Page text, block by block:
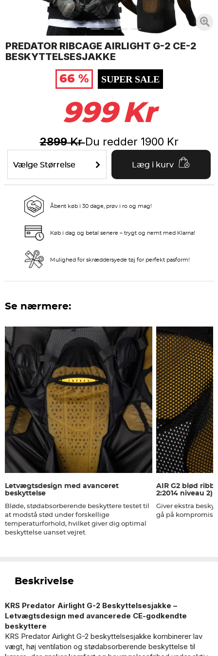
PREDATOR RIBCAGE AIRLIGHT G-2 CE-2
BESKYTTELSESJAKKE
66 %
SUPER SALE
999 Kr
2899KrDu redder 1900 Kr
Vælge Størrelse Læg i kurv
Åbent køb i 30 dage, prøv i ro og mag!
Køb i dag og betal senere – trygt og nemt med Klarna!
Mulighed for skræddersyede tøj for perfekt pasform!
Se nærmere:
Letvægtsdesign med avanceret
beskyttelse
Bløde, stødabsorberende beskyttere testet til
at modstå stød under forskellige
temperaturforhold, hvilket giver dig optimal
beskyttelse uanset vejret.
AIR G2 blød
2:2014 niveau 2)
Giver ekstra
gå på kompromis
Beskrivelse
KRS Predator Airlight G-2 Beskyttelsesjakke –
Letvægtsdesign med avancerede CE-godkendte
beskyttere
KRS Predator Airlight G-2 beskyttelsesjakke kombinerer lav
vægt, høj ventilation og stødabsorberende beskyttelse til